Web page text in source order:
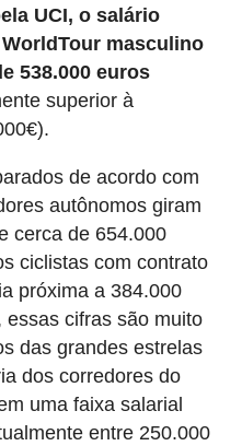
UCI, o salário
masculino
538.000 euros
superior à
de acordo com
autônomos giram
cerca de 654.000
ciclistas com contrato
próxima a 384.000
cifras são muito
das grandes estrelas
dos corredores do
uma faixa salarial
entre 250.000